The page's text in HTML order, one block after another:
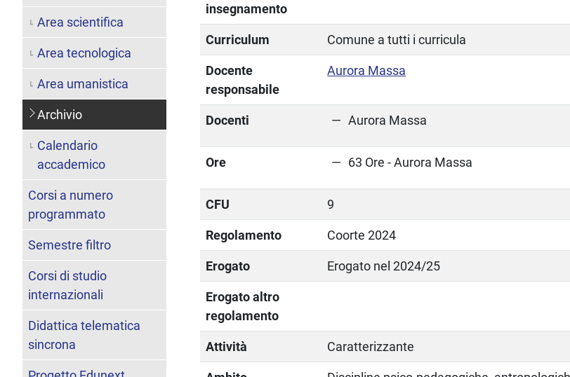
insegnamento
Curriculum Comune a tutti i curricula
Docente
responsabile
Aurora Massa
Docenti Aurora Massa
Ore 63 Ore - Aurora Massa
CFU 9
Regolamento Coorte 2024
Erogato Erogato nel 2024/25
Erogato altro
regolamento
Attività Caratterizzante
Area scientifica
Area tecnologica
Area umanistica
Archivio
Calendario
accademico
Corsi a numero
programmato
Semestre filtro
Corsi di studio
internazionali
Didattica telematica
sincrona